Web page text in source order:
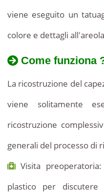
viene eseguito un
colore e dettagli
Come funziona
La ricostruzione del
viene solitamente
ricostruzione
generali del processo di
Visita
plastico per